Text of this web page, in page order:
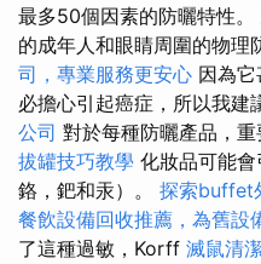
最多50個因素的防曬特性
的成年人和眼睛周圍的物理
司，專業服務更安心 因為
必擔心引起癌症，所以我建
公司 對於每種防曬產品，重
拔罐技巧教學 化妝品可能會
鉻，鈀和汞）。 探索buffet
餐飲設備回收推薦，為舊設
了這種過敏，Korff 滅鼠清